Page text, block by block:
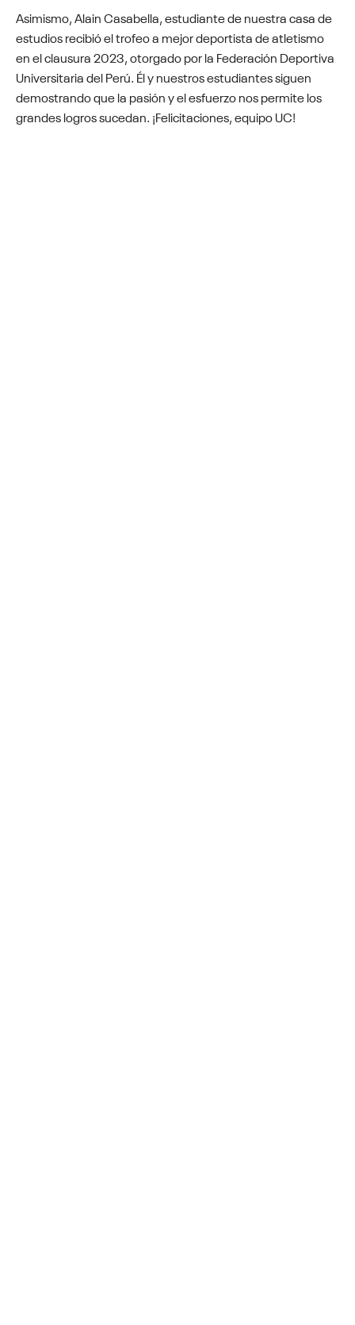
Asimismo, Alain Casabella, estudiante de nuestra casa de
estudios recibió el trofeo a mejor deportista de atletismo
en el clausura 2023, otorgado por la Federación Deportiva
Universitaria del Perú. Él y nuestros estudiantes siguen
demostrando que la pasión y el esfuerzo nos permite los
grandes logros sucedan. ¡Felicitaciones, equipo UC!